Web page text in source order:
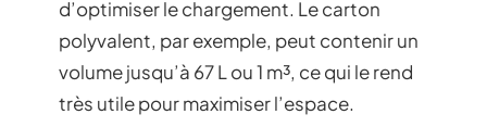
d’optimiser le chargement. Le carton
polyvalent, par exemple, peut contenir un
volume jusqu’à 67 L ou 1 m³, ce qui le rend
très utile pour maximiser l’espace.